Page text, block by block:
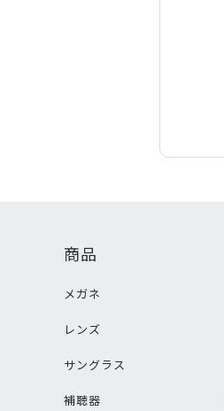
商品
メガネ
レンズ
サングラス
補聴器